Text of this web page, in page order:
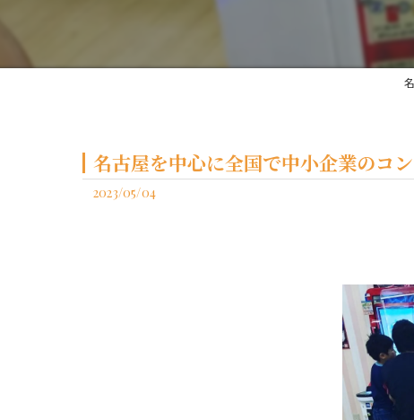
名古屋を中心に全国で中小企業のコ
2023/05/04